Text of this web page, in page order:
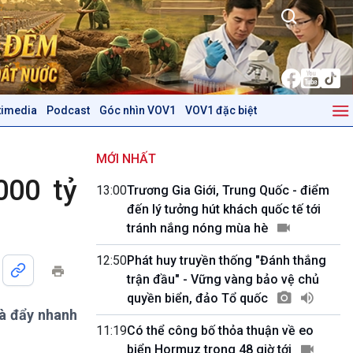
Podcast Góc nhìn VOV1 VOV1 đặc biệt
Trước giờ mở cửa
Dòng chảy Kinh tế
Tuyên chiến với gian lận
thương mại
Mùa vàng
Biển đảo Việt Nam
Tâm tình biên giới và hải
đảo
Tìm hiểu biển, đảo Việt
Nam
Podcast
Góc nhìn VOV1
Bình luận
tỷ
đẩy nhanh
MỚI NHẤT
13:00Trương Gia Giới, Trung Quốc - điểm
đến lý tưởng hút khách quốc tế tới
tránh nắng nóng mùa hè
12:50Phát huy truyền thống "Đánh thắng
trận đầu" - Vững vàng bảo vệ chủ
quyền biển, đảo Tổ quốc
11:19Có thể công bố thỏa thuận về eo
biển Hormuz trong 48 giờ tới